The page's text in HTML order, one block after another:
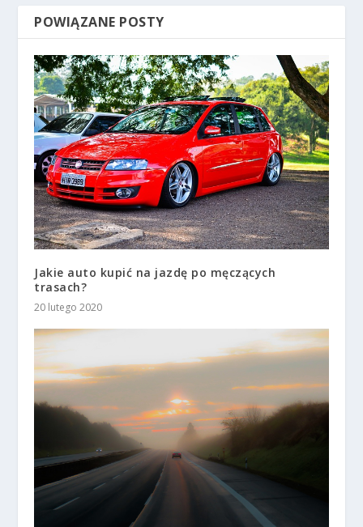
POWIĄZANE POSTY
Jakie auto kupić na jazdę po męczących
trasach?
20 lutego 2020